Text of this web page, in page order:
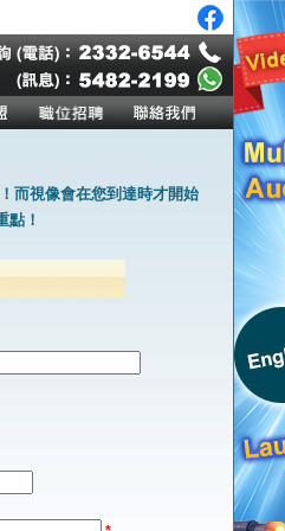
而視像會在您到達時才開始
點！